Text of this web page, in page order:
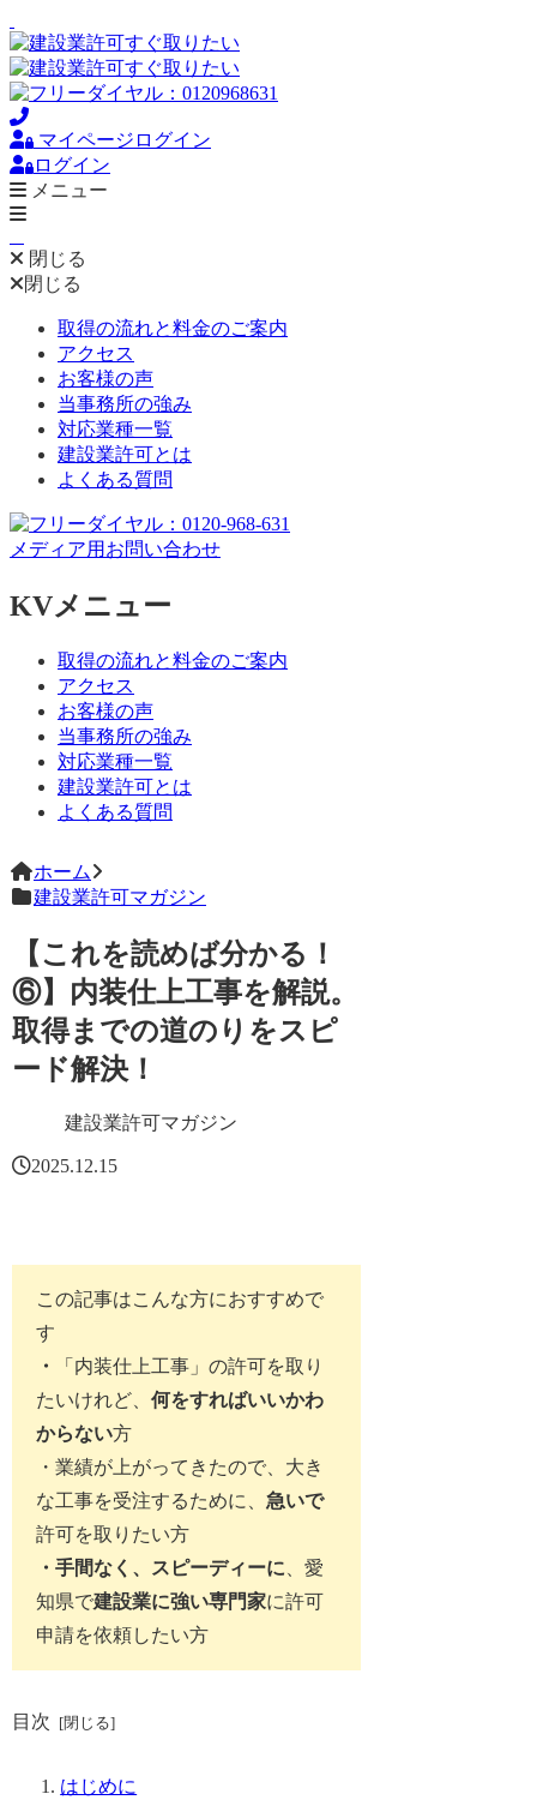
マイページログイン
ログイン
メニュー
閉じる
閉じる
取得の流れと料金のご案内
アクセス
お客様の声
当事務所の強み
対応業種一覧
建設業許可とは
よくある質問
メディア用お問い合わせ
KVメニュー
取得の流れと料金のご案内
アクセス
お客様の声
当事務所の強み
対応業種一覧
建設業許可とは
よくある質問
ホーム
建設業許可マガジン
【これを読めば分かる！
⑥】内装仕上工事を解説。
取得までの道のりをスピ
ード解決！
建設業許可マガジン
2025.12.15
この記事はこんな方におすすめで
す
・
「内装仕上工事」の許可を取り
たいけれど、何をすればいいかわ
からない方
・業績が上がってきたので、 大き
な工事を受注するために、急いで
許可を取りたい方
・手間なく、スピーディーに 、愛
知県で建設業に強い専門家に許可
申請を依頼したい方
目次
はじめに